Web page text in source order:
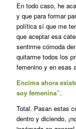
En todo caso, he
y que para formar
política sí que me
que aceptar esa
sentirme cómoda
quitarme todos los
femenino y en esas
Encima ahora
soy femenina”.
Total. Pasan estas
dentro y diciendo,